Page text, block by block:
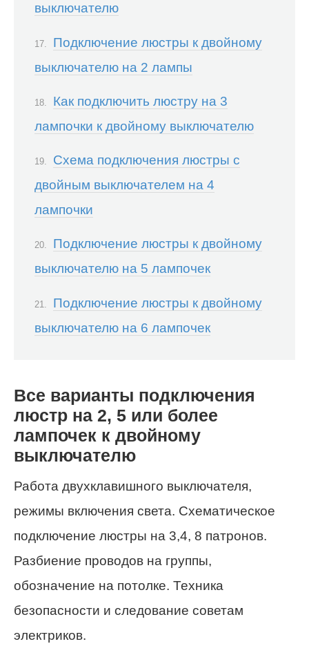
выключателю
Подключение люстры к двойному
выключателю на 2 лампы
Как подключить люстру на 3
лампочки к двойному выключателю
Схема подключения люстры с
двойным выключателем на 4
лампочки
Подключение люстры к двойному
выключателю на 5 лампочек
Подключение люстры к двойному
выключателю на 6 лампочек
Все варианты подключения
люстр на 2, 5 или более
лампочек к двойному
выключателю
Работа двухклавишного выключателя,
режимы включения света. Схематическое
подключение люстры на 3,4, 8 патронов.
Разбиение проводов на группы,
обозначение на потолке. Техника
безопасности и следование советам
электриков.